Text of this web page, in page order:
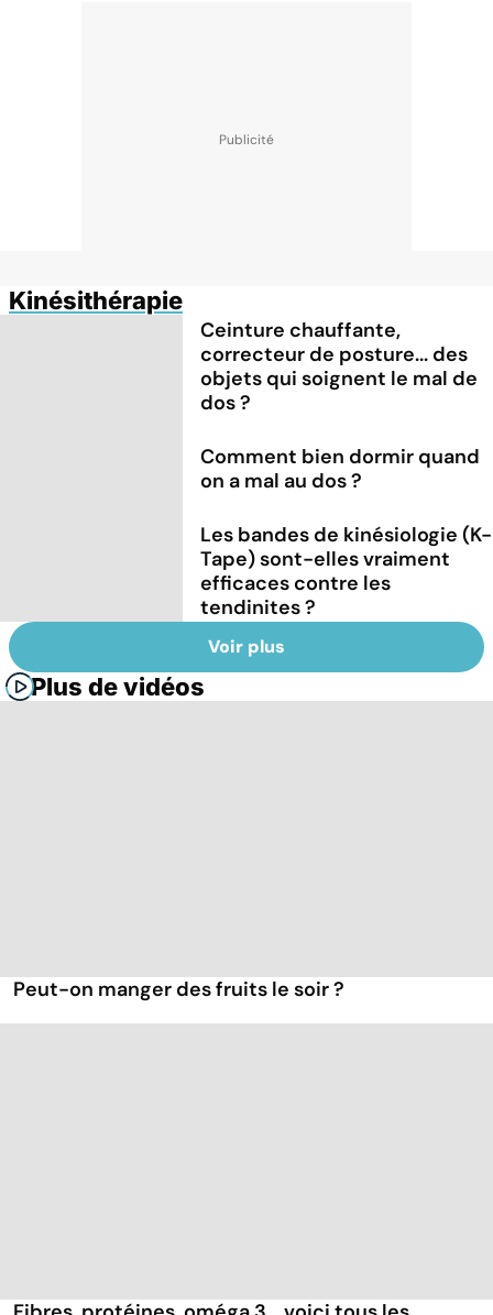
Kinésithérapie
Ceinture chauffante,
correcteur de posture... des
objets qui soignent le mal de
dos ?
Comment bien dormir quand
on a mal au dos ?
Les bandes de kinésiologie (K-
Tape) sont-elles vraiment
efficaces contre les
tendinites ?
Voir plus
Plus de vidéos
Peut-on manger des fruits le soir ?